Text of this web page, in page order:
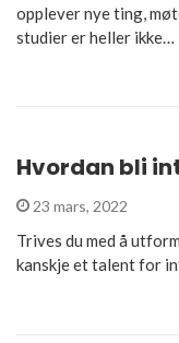
opplever nye ting,
studier er heller ikke…
Hvordan bli
23 mars, 2022
Trives du med å
kanskje et talent for